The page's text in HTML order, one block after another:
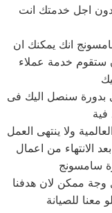
اجل خدمتك انت
انك يمكنك ان
خدمة عملاء
بدورة سنصل اليك فى
ولا ينتهى العمل
الانتهاء من اعمال
سامسونج
وجة ممكن لان هدفنا
معنا للصيانة